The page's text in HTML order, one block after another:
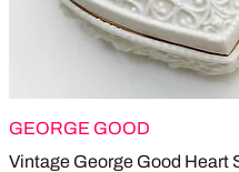
GEORGE GOOD
Vintage George Good Heart